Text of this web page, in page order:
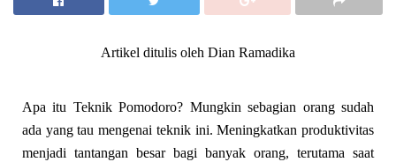
Artikel ditulis oleh Dian Ramadika
Apa itu Teknik Pomodoro? Mungkin sebagian orang sudah
ada yang tau mengenai teknik ini. Meningkatkan produktivitas
menjadi tantangan besar bagi banyak orang, terutama saat